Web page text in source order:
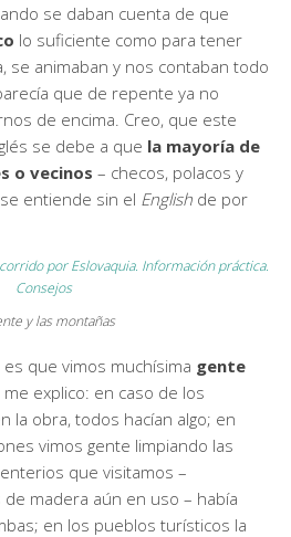
se daban cuenta de que
lo suficiente como para tener
se animaban y nos contaban todo
que de repente ya no
de encima. Creo, que este
se debe a que la mayoría de
o vecinos – checos, polacos y
entiende sin el English de por
y las montañas
es que vimos muchísima gente
me explico: en caso de los
la obra, todos hacían algo; en
vimos gente limpiando las
que visitamos –
madera aún en uso – había
en los pueblos turísticos la